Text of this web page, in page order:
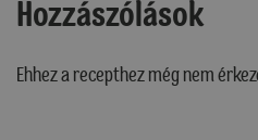
Hozzászólások
Ehhez a recepthez még nem